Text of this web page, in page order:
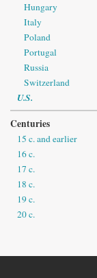
Hungary
Italy
Poland
Portugal
Russia
Switzerland
U.S.
Centuries
15 c. and earlier
16 c.
17 c.
18 c.
19 c.
20 c.